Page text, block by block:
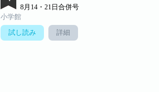
8月14・21日合併号
小学館
試し読み 詳細